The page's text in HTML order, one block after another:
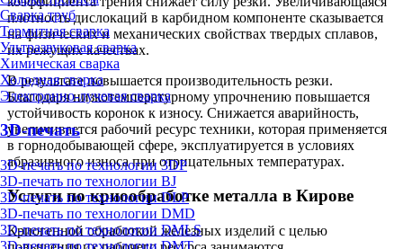
Сварка труб
Термитная сварка
Ультразвуковая сварка
Химическая сварка
Холодная сварка
Электронно-лучевая сварка
3D-печать
3D-печать по технологии 3DP
3D-печать по технологии BJ
3D-печать по технологии DLP
3D-печать по технологии DMD
3D-печать по технологии DMLS
3D-печать по технологии DMT
плотность дислокаций в карбидном компоненте сказывается
на физических и механических свойствах твердых сплавов,
их режущих качествах.
В результате повышается производительность резки.
Благодаря низкотемпературному упрочнению повышается
устойчивость коронок к износу. Снижается аварийность,
увеличивается рабочий ресурс техники, которая применяется
в горнодобывающей сфере, эксплуатируется в условиях
абразивного износа при отрицательных температурах.
Услуги по криообработке металла в Кирове
Криогенной обработкой железных изделий с целью